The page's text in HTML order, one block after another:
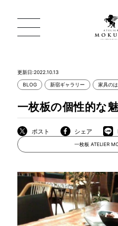
店舗か
MOKUBA について
更新日:2022.10.13
BLOG 新宿ギャラリー 家具の
一枚板の個性的な
ポスト シェア
一枚板 ATELIER